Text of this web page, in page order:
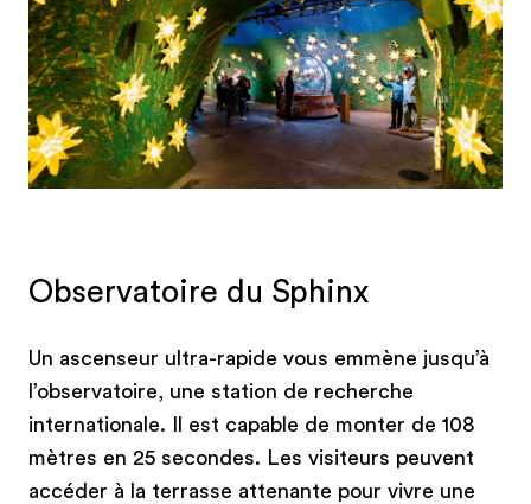
qui souhaitent poursuivre leur découverte des
environs trouveront leur bonheur au refuge du
Mönchsjochhütte. Le chemin qui y mène
traverse le site Jungfrau-Aletsch inscrit au
patrimoine naturel mondial de l’UNESCO.
Observatoire du Sphinx
Un ascenseur ultra-rapide vous emmène jusqu’à
l’observatoire, une station de recherche
internationale. Il est capable de monter de 108
mètres en 25 secondes. Les visiteurs peuvent
accéder à la terrasse attenante pour vivre une